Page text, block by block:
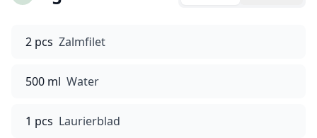
2 pcs Zalmfilet
500 ml Water
1 pcs Laurierblad